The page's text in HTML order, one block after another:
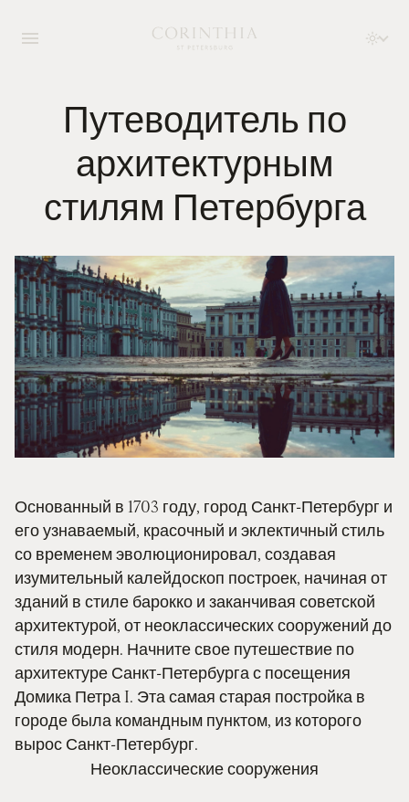
Путеводитель по
архитектурным
стилям Петербурга
Основанный в 1703 году, город Санкт-Петербург и
его узнаваемый, красочный и эклектичный стиль
со временем эволюционировал, создавая
изумительный калейдоскоп построек, начиная от
зданий в стиле барокко и заканчивая советской
архитектурой, от неоклассических сооружений до
стиля модерн. Начните свое путешествие по
архитектуре Санкт-Петербурга с посещения
Домика Петра I. Эта самая старая постройка в
городе была командным пунктом, из которого
вырос Санкт-Петербург.
Неоклассические сооружения